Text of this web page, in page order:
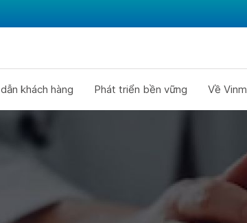
khách hàng Phát triển bền vững Về